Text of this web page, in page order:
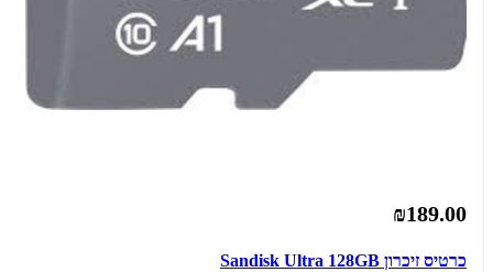
₪189.00
כרטיס זיכרון Sandisk Ultra 128GB